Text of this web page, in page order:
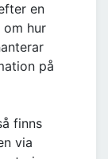
en
om hur
på
finns
via